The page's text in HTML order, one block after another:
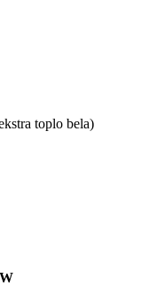
toplo bela)